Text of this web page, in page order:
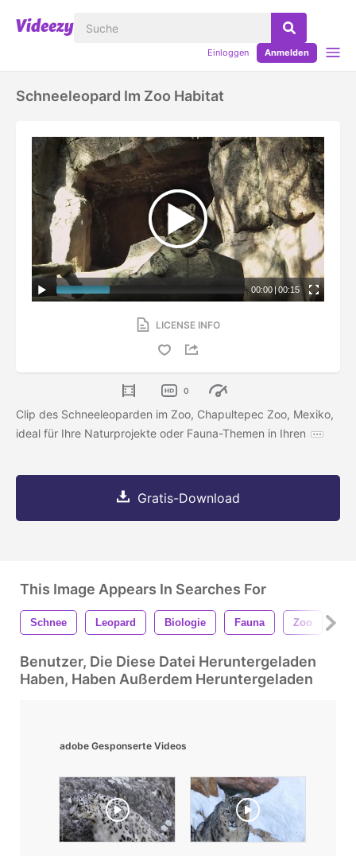
Einloggen Anmelden
Schneeleopard Im Zoo Habitat
00:00 |00:15
LICENSE INFO
0
Clip des Schneeleoparden im Zoo, Chapultepec Zoo, Mexiko,
ideal für Ihre Naturprojekte oder Fauna-Themen in Ihren
Gratis-Download
This Image Appears In Searches For
Schnee Leopard Biologie Fauna Zoo
Benutzer, Die Diese Datei Heruntergeladen
Haben, Haben Außerdem Heruntergeladen
adobe Gesponserte Videos